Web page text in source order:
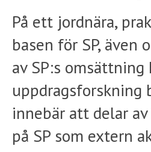
På ett jordnära,
basen för SP, även
av SP:s
innebär att delar
på SP som extern